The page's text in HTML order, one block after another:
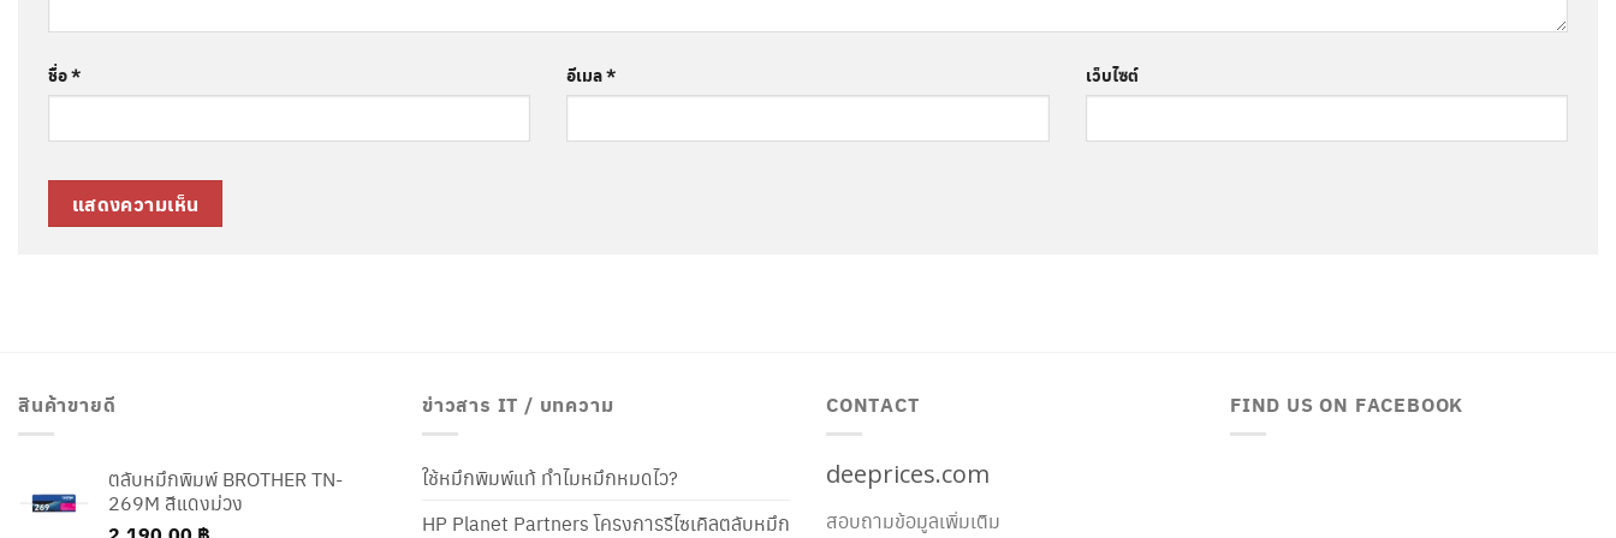
ชื่อ* อีเมล* เว็บไซต์
สินค้าขายดี
ตลับหมึกพิมพ์ BROTHER TN-
269M สีแดงม่วง
ข่าวสาร IT / บทความ
ใช้หมึกพิมพ์แท้ ทำไมหมึกหมดไว?
HP Planet Partners โครงการรีไซเคิลตลับหมึก
CONTACT
deeprices.com
สอบถามข้อมูลเพิ่มเติม
FIND US ON FACEBOOK